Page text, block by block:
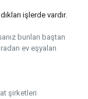
işlerde vardır.
bunları baştan
ev eşyaları
şirketleri